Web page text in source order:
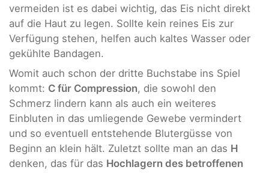
vermeiden ist es dabei wichtig, das Eis nicht direkt
auf die Haut zu legen. Sollte kein reines Eis zur
Verfügung stehen, helfen auch kaltes Wasser oder
gekühlte Bandagen.
Womit auch schon der dritte Buchstabe ins Spiel
kommt: C für Compression, die sowohl den
Schmerz lindern kann als auch ein weiteres
Einbluten in das umliegende Gewebe vermindert
und so eventuell entstehende Blutergüsse von
Beginn an klein hält. Zuletzt sollte man an das H
denken, das für das Hochlagern des betroffenen